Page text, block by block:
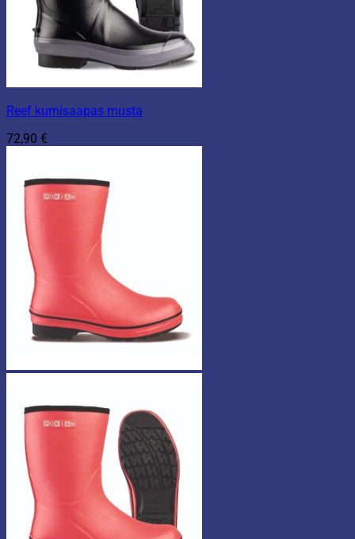
Reef kumisaapas musta
72,90 €